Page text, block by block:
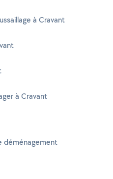
à Cravant
à Cravant
déménagement